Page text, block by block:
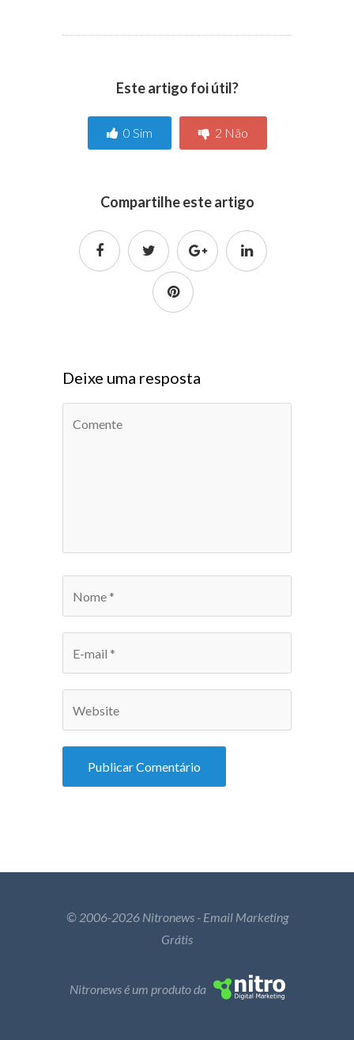
Este artigo foi útil?
0 Sim 2 Não
Compartilhe este artigo
Deixe uma resposta
© 2006-2026 Nitronews - Email Marketing
Grátis
Nitronews é um produto da